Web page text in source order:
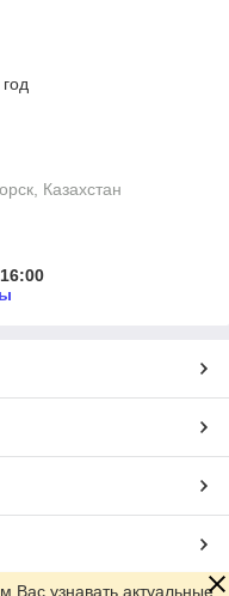
Казахстан
Вас узнавать актуальные